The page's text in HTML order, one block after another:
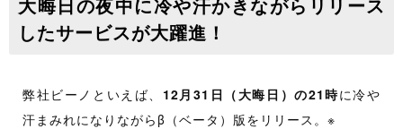
したサービスが大躍進！
弊社ビーノといえば、 12月31日（大晦日）の21時に冷や
汗まみれになりながらβ（ベータ）版をリリース。※